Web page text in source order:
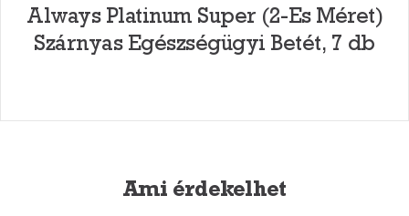
Always Platinum Super (2-Es Méret)
Szárnyas Egészségügyi Betét, 7 db
Ami érdekelhet